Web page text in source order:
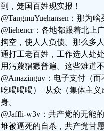
到，笼国百姓现实报！
@TangmuYuehansen：那为
@liehencr：各地都跟着北
掏空，使人人负债。那么多
通打工老百姓，工作选人处
用污蔑猖獗普遍。这些难道
@Amazinguv：电子支付（
吃喝喝喝）+从众（集体主
身。
@Jaffli-w3v：共产党的无能
堆被逼死的自杀，共产党甘